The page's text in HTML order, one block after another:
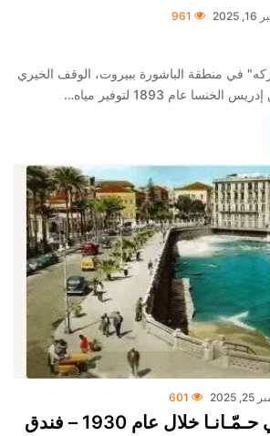
961
في منطقة الباشورة ببيروت، الوقف الخيري
عام 1893 لتوفير مياه…
601
ساحة الميدان في حـمّـانـا خلال عام 1930 – فندق